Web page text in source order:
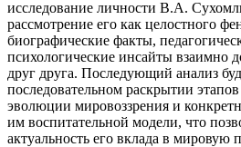
исследование личности В.А.
рассмотрение его как целостного
биографические факты,
психологические инсайты взаимно
друг друга. Последующий анализ
последовательном раскрытии
эволюции мировоззрения и
им воспитательной модели, что
актуальность его вклада в мировую